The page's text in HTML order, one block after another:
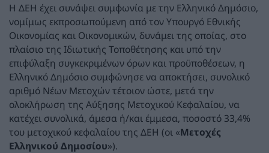
Η ΔΕΗ έχει συνάψει συμφωνία με την Ελληνικό Δημόσιο,
νομίμως εκπροσωπούμενη από τον Υπουργό Εθνικής
Οικονομίας και Οικονομικών, δυνάμει της οποίας, στο
πλαίσιο της Ιδιωτικής Τοποθέτησης και υπό την
επιφύλαξη συγκεκριμένων όρων και προϋποθέσεων, η
Ελληνικό Δημόσιο συμφώνησε να αποκτήσει, συνολικό
αριθμό Νέων Μετοχών τέτοιον ώστε, μετά την
ολοκλήρωση της Αύξησης Μετοχικού Κεφαλαίου, να
κατέχει συνολικά, άμεσα ή/και έμμεσα, ποσοστό 33,4%
του μετοχικού κεφαλαίου της ΔΕΗ (οι «Μετοχές
Ελληνικού Δημοσίου»).